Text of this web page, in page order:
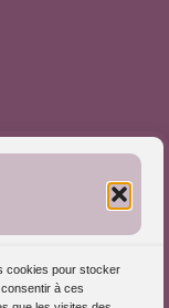
cookies pour stocker
à ces